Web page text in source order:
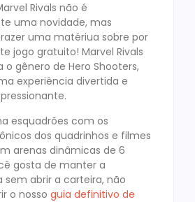
Rivals não é
uma novidade, mas
uma matériua sobre por
jogo gratuito! Marvel Rivals
o gênero de Hero Shooters,
experiência divertida e
esquadrões com os
dos quadrinhos e filmes
arenas dinâmicas de 6
gosta de manter a
sem abrir a carteira, não
o nosso guia definitivo de